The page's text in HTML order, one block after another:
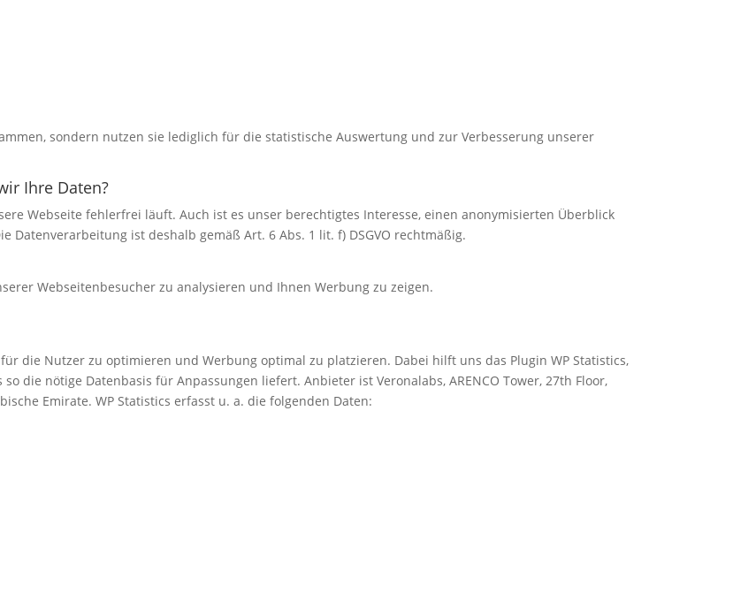
sondern nutzen sie lediglich für die statistische Auswertung und zur Verbesserung unserer
Ihre Daten?
Webseite fehlerfrei läuft. Auch ist es unser berechtigtes Interesse, einen anonymisierten Überblick
Datenverarbeitung ist deshalb gemäß Art. 6 Abs. 1 lit. f) DSGVO rechtmäßig.
Webseitenbesucher zu analysieren und Ihnen Werbung zu zeigen.
die Nutzer zu optimieren und Werbung optimal zu platzieren. Dabei hilft uns das Plugin WP Statistics,
die nötige Datenbasis für Anpassungen liefert. Anbieter ist Veronalabs, ARENCO Tower, 27th Floor,
Emirate. WP Statistics erfasst u. a. die folgenden Daten: